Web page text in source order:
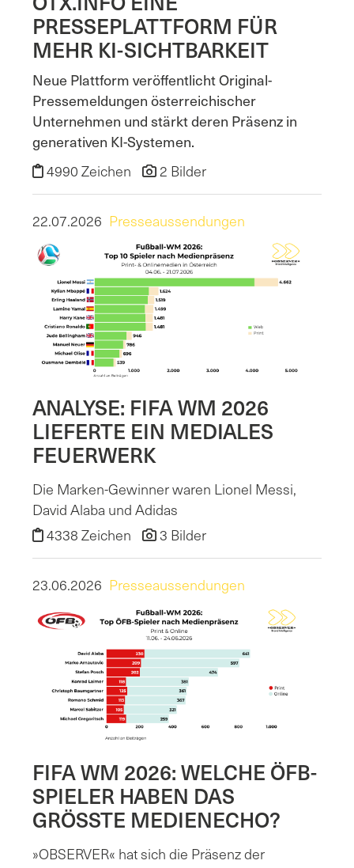
PRESSEPLATTFORM FÜR
MEHR KI-SICHTBARKEIT
Neue Plattform veröffentlicht Original-
Pressemeldungen österreichischer
Unternehmen und stärkt deren Präsenz in
generativen KI-Systemen.
4990 Zeichen
2 Bilder
22.07.2026 Presseaussendungen
ANALYSE: FIFA WM 2026
LIEFERTE EIN MEDIALES
FEUERWERK
Die Marken-Gewinner waren Lionel Messi,
David Alaba und Adidas
4338 Zeichen
3 Bilder
23.06.2026 Presseaussendungen
FIFA WM 2026: WELCHE ÖFB-
SPIELER HABEN DAS
GRÖSSTE MEDIENECHO?
»OBSERVER« hat sich die Präsenz der